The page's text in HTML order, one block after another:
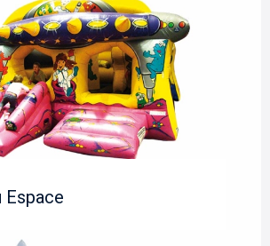
Espace